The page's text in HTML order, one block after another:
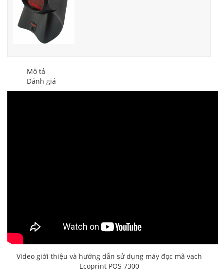
Mô tả
Đánh giá
Video giới thiệu và hướng dẫn sử dụng máy đọc mã vạch
Ecoprint POS 7300